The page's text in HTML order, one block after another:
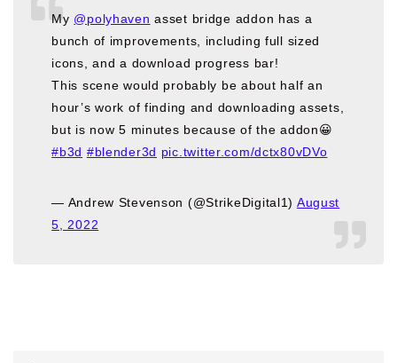
My @polyhaven asset bridge addon has a
bunch of improvements, including full sized
icons, and a download progress bar!
This scene would probably be about half an
hour’s work of finding and downloading assets,
but is now 5 minutes because of the addon😀
#b3d #blender3d pic.twitter.com/dctx80vDVo
— Andrew Stevenson (@StrikeDigital1) August
5, 2022